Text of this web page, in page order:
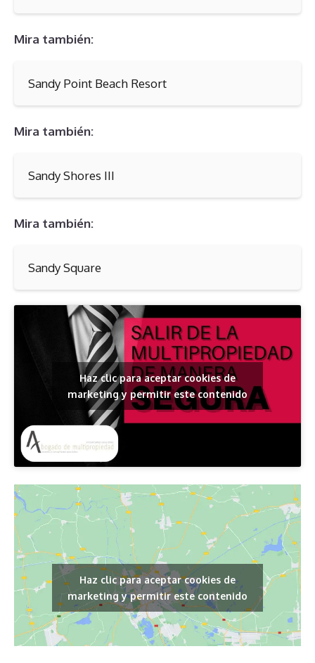
Mira también:
Sandy Point Beach Resort
Mira también:
Sandy Shores III
Mira también:
Sandy Square
Haz clic para aceptar cookies de
marketing y permitir este contenido
Haz clic para aceptar cookies de
marketing y permitir este contenido